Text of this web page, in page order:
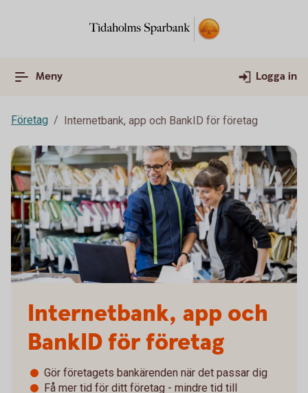
Meny Logga in
Företag Internetbank, app och BankID för företag
Internetbank, app och
BankID för företag
Gör företagets bankärenden när det passar dig
Få mer tid för ditt företag - mindre tid till